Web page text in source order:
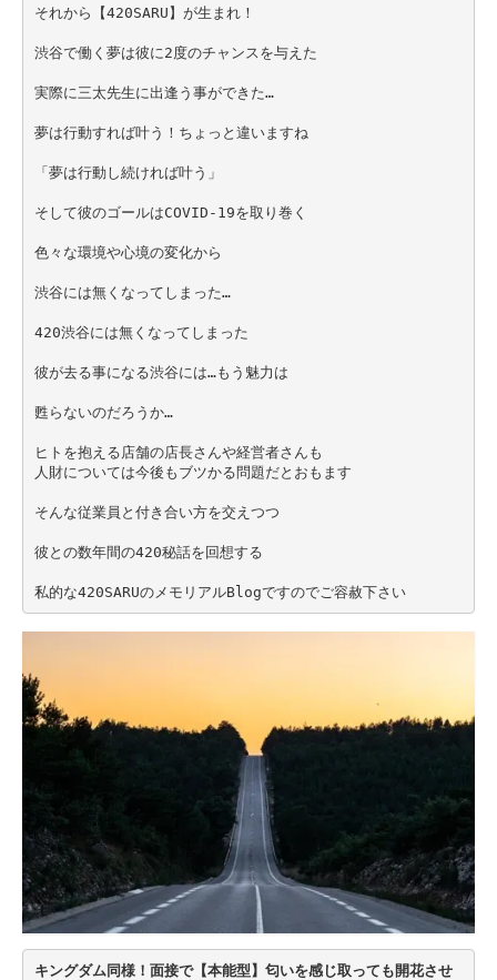
それから【420SARU】が生まれ！
渋谷で働く夢は彼に2度のチャンスを与えた
実際に三太先生に出逢う事ができた…
夢は行動すれば叶う！ちょっと違いますね
「夢は行動し続ければ叶う」
そして彼のゴールはCOVID-19を取り巻く
色々な環境や心境の変化から
渋谷には無くなってしまった…
420渋谷には無くなってしまった
彼が去る事になる渋谷には…もう魅力は
甦らないのだろうか…
ヒトを抱える店舗の店長さんや経営者さんも
人財については今後もブツかる問題だとおもます
そんな従業員と付き合い方を交えつつ
彼との数年間の420秘話を回想する
私的な420SARUのメモリアルBlogですのでご容赦下さい
キングダム同様！面接で【本能型】匂いを感じ取っても開花させ